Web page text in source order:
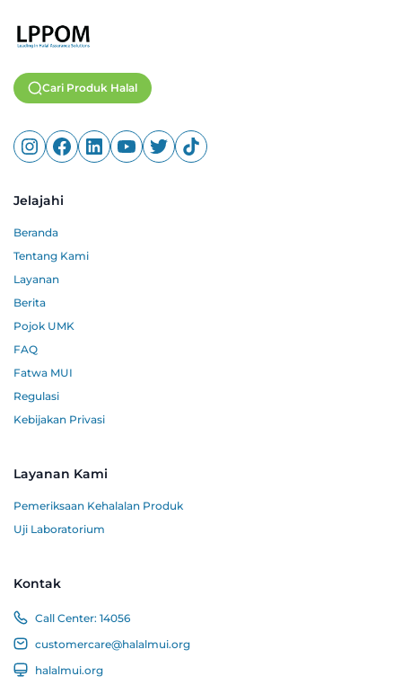
Cari Produk Halal
Jelajahi
Beranda
Tentang Kami
Layanan
Berita
Pojok UMK
FAQ
Fatwa MUI
Regulasi
Kebijakan Privasi
Layanan Kami
Pemeriksaan Kehalalan Produk
Uji Laboratorium
Kontak
Call Center: 14056
customercare@halalmui.org
halalmui.org